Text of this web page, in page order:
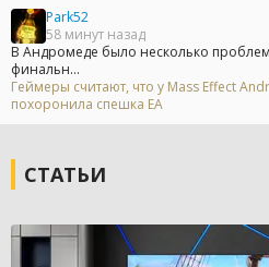
Park52
58 минут назад
В Андромеде было несколько
финальн...
Геймеры считают, что у Mass Effect
похоронила спешка EA
СТАТЬИ